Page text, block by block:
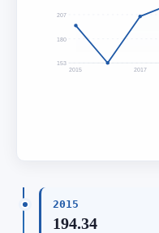
207
180
153
2015 2017
2015
194.34